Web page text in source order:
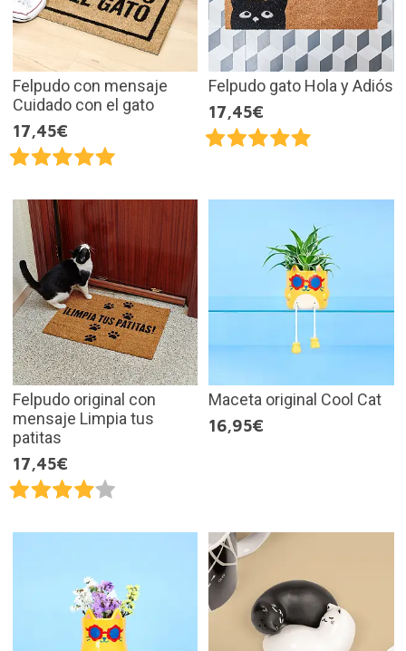
Felpudo con mensaje
Cuidado con el gato
17,45€
Felpudo gato Hola y Adiós
17,45€
Felpudo original con
mensaje Limpia tus
patitas
17,45€
Maceta original Cool Cat
16,95€